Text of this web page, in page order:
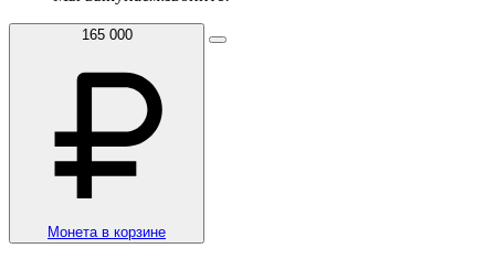
165 000
Монета в корзине